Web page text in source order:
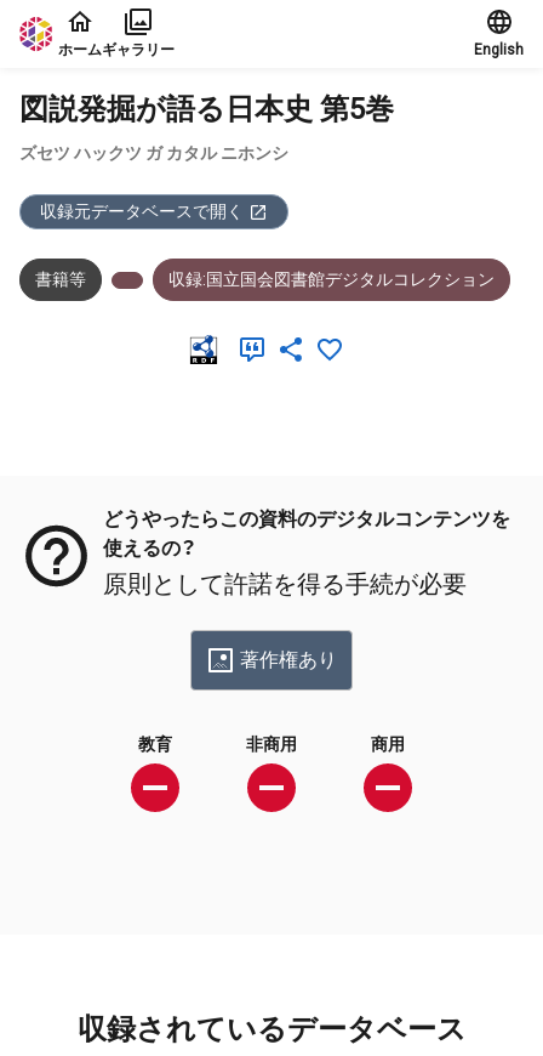
本文に飛ぶ
ホームギャラリー English
図説発掘が語る日本史 第5巻
ズセツ ハックツ ガ カタル ニホンシ
収録元データベースで開く
書籍等 収録:国立国会図書館デジタルコレクション
どうやったらこの資料のデジタルコンテンツを
使えるの？
原則として許諾を得る手続が必要
著作権あり
教育 非商用 商用
収録されているデータベース